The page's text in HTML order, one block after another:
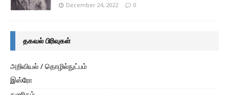
December 24, 2022 0
தகவல் பிரிவுகள்
அறிவியல் / தொழில்நுட்பம்
இஸ்ரோ